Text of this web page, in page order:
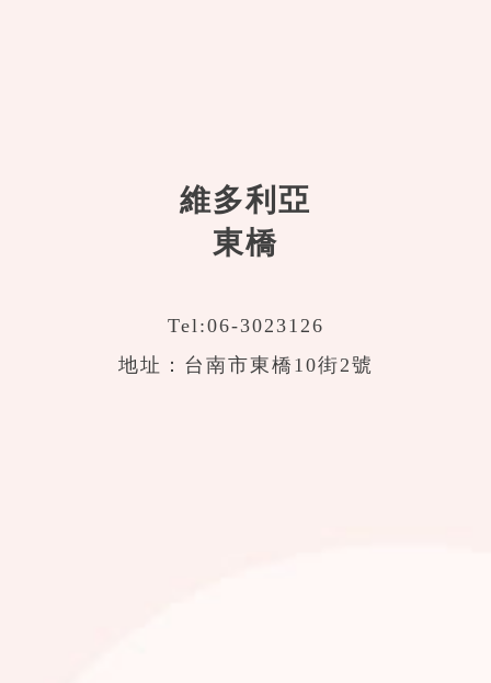
維多利亞
東橋
Tel:06-3023126
地址：台南市東橋10街2號